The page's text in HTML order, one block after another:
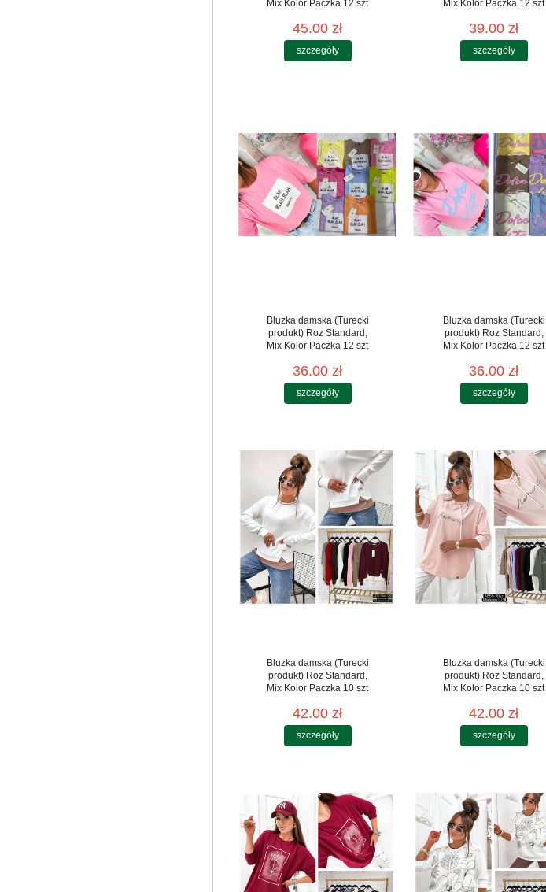
Mix Kolor Paczka 12 szt
45.00 zł
szczegóły
Mix Kolor Paczka 12 szt
39.00 zł
szczegóły
Bluzka damska (Turecki
produkt) Roz Standard,
Mix Kolor Paczka 12 szt
36.00 zł
szczegóły
Bluzka damska (Turecki
produkt) Roz Standard,
Mix Kolor Paczka 12 szt
36.00 zł
szczegóły
Bluzka damska (Turecki
produkt) Roz Standard,
Mix Kolor Paczka 10 szt
42.00 zł
szczegóły
Bluzka damska (Turecki
produkt) Roz Standard,
Mix Kolor Paczka 10 szt
42.00 zł
szczegóły